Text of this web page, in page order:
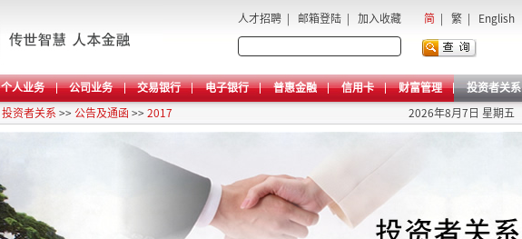
人才招聘 邮箱登陆 加入收藏 简 繁 English
个人业务 公司业务 交易银行 电子银行 普惠金融 信用卡 财富管理 投资者关系
投资者关系 >> 公告及通函 >> 2017 2026年8月7日 星期五